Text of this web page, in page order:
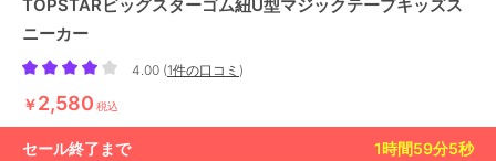
TOPSTARビッグスターゴム紐U型マジックテープキッズス
ニーカー
4.00 (1件の口コミ )
￥2,580 税込
セール終了まで 1時間59分4秒